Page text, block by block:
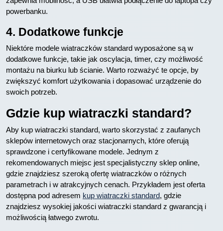
powerbanku.
4. Dodatkowe funkcje
Niektóre modele wiatraczków standard wyposażone są w
dodatkowe funkcje, takie jak oscylacja, timer, czy możliwość
montażu na biurku lub ścianie. Warto rozważyć te opcje, by
zwiększyć komfort użytkowania i dopasować urządzenie do
swoich potrzeb.
Gdzie kup wiatraczki standard?
Aby kup wiatraczki standard, warto skorzystać z zaufanych
sklepów internetowych oraz stacjonarnych, które oferują
sprawdzone i certyfikowane modele. Jednym z
rekomendowanych miejsc jest specjalistyczny sklep online,
gdzie znajdziesz szeroką ofertę wiatraczków o różnych
parametrach i w atrakcyjnych cenach. Przykładem jest oferta
dostępna pod adresem kup wiatraczki standard, gdzie
znajdziesz wysokiej jakości wiatraczki standard z gwarancją i
możliwością łatwego zwrotu.